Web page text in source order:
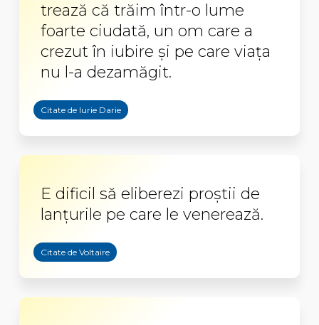
trează că trăim într-o lume
foarte ciudată, un om care a
crezut în iubire şi pe care viaţa
nu l-a dezamăgit.
Citate de Iurie Darie
E dificil să eliberezi proştii de
lanţurile pe care le venerează.
Citate de Voltaire